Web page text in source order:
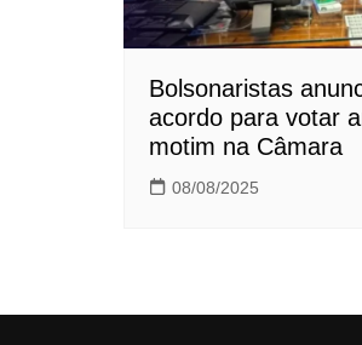
Bolsonaristas
acordo para votar
motim na Câmara
08/08/2025